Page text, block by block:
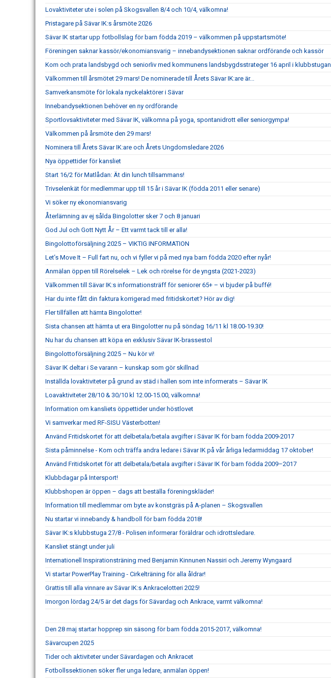
Lovaktiviteter ute i solen på Skogsvallen 8/4 och 10/4, välkomna!
Pristagare på Sävar IK:s årsmöte 2026
Sävar IK startar upp fotbollslag för barn födda 2019 – välkommen på uppstartsmöte!
Föreningen saknar kassör/ekonomiansvarig – innebandysektionen saknar ordförande och kassör
Kom och prata landsbygd och seniorliv med kommunens landsbygdsstrateger 16 april i klubbstugan
Välkommen till årsmötet 29 mars! De nominerade till Årets Sävar IK:are är...
Samverkansmöte för lokala nyckelaktörer i Sävar
Innebandysektionen behöver en ny ordförande
Sportlovsaktiviteter med Sävar IK, välkomna på yoga, spontanidrott eller seniorgympa!
Välkommen på årsmöte den 29 mars!
Nominera till Årets Sävar IK:are och Årets Ungdomsledare 2026
Nya öppettider för kansliet
Start 16/2 för Matlådan: Ät din lunch tillsammans!
Trivselenkät för medlemmar upp till 15 år i Sävar IK (födda 2011 eller senare)
Vi söker ny ekonomiansvarig
Återlämning av ej sålda Bingolotter sker 7 och 8 januari
God Jul och Gott Nytt År – Ett varmt tack till er alla!
Bingolottoförsäljning 2025 – VIKTIG INFORMATION
Let’s Move It – Full fart nu, och vi fyller vi på med nya barn födda 2020 efter nyår!
Anmälan öppen till Rörelselek – Lek och rörelse för de yngsta (2021-2023)
Välkommen till Sävar IK:s informationsträff för seniorer 65+ – vi bjuder på buffé!
Har du inte fått din faktura korrigerad med fritidskortet? Hör av dig!
Fler tillfällen att hämta Bingolotter!
Sista chansen att hämta ut era Bingolotter nu på söndag 16/11 kl 18.00-19.30!
Nu har du chansen att köpa en exklusiv Sävar IK-brassestol
Bingolottoförsäljning 2025 – Nu kör vi!
Sävar IK deltar i Se varann – kunskap som gör skillnad
Inställda lovaktiviteter på grund av städ i hallen som inte informerats – Sävar IK
Loavaktiviteter 28/10 & 30/10 kl 12.00-15.00, välkomna!
Information om kansliets öppettider under höstlovet
Vi samverkar med RF-SISU Västerbotten!
Använd Fritidskortet för att delbetala/betala avgifter i Sävar IK för barn födda 2009-2017
Sista påminnelse - Kom och träffa andra ledare i Sävar IK på vår årliga ledarmiddag 17 oktober!
Använd Fritidskortet för att delbetala/betala avgifter i Sävar IK för barn födda 2009–2017
Klubbdagar på Intersport!
Klubbshopen är öppen – dags att beställa föreningskläder!
Information till medlemmar om byte av konstgräs på A-planen – Skogsvallen
Nu startar vi innebandy & handboll för barn födda 2018!
Sävar IK:s klubbstuga 27/8 - Polisen informerar föräldrar och idrottsledare.
Kansliet stängt under juli
Internationell Inspirationsträning med Benjamin Kinnunen Nassiri och Jeremy Wyngaard
Vi startar PowerPlay Training - Cirkelträning för alla åldrar!
Grattis till alla vinnare av Sävar IK:s Ankracelotteri 2025!
Imorgon lördag 24/5 är det dags för Sävardag och Ankrace, varmt välkomna!
Den 28 maj startar hopprep sin säsong för barn födda 2015-2017, välkomna!
Sävarcupen 2025
Tider och aktiviteter under Sävardagen och Ankracet
Fotbollssektionen söker fler unga ledare, anmälan öppen!